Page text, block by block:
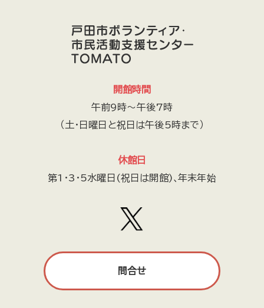
開館時間
午前9時～午後7時
（土・日曜日と祝日は午後5時まで）
休館日
第1・3・5水曜日(祝日は開館)､年末年始
問合せ